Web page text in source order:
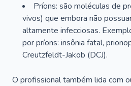
Príons: são moléculas de
vivos) que embora não
altamente infecciosas.
por príons: insônia fatal,
Creutzfeldt-Jakob (DCJ).
O profissional também lida com